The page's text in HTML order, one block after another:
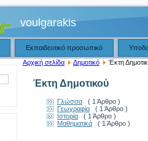
voulgarakis
Εκπαιδευτικό προσωπικό
Αρχική σελίδα Δημοτικό Έκτη
Έκτη Δημοτικού
Γλώσσα
( 1 Άρθρο )
Γεωγραφία
( 1 Άρθρο )
Ιστορία
( 1 Άρθρο )
Μαθηματικά
( 1 Άρθρο )